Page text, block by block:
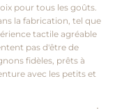
pour tous les goûts.
la fabrication, tel que
tactile agréable
pas d'être de
fidèles, prêts à
avec les petits et